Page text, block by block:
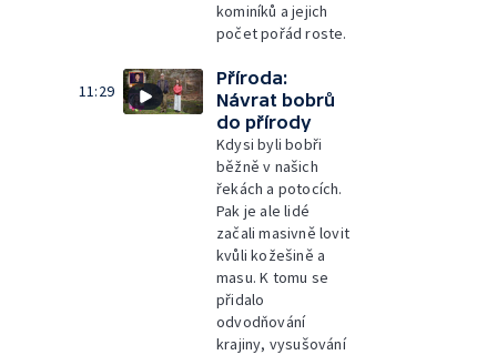
kominíků a jejich
počet pořád roste.
11:29
Příroda:
Návrat bobrů
do přírody
Kdysi byli bobři
běžně v našich
řekách a potocích.
Pak je ale lidé
začali masivně lovit
kvůli kožešině a
masu. K tomu se
přidalo
odvodňování
krajiny, vysušování